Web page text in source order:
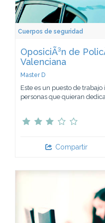
Cuerpos de seguridad
OposiciÃ³n de
Valenciana
Master D
Este es un puesto de
personas que quieran
Compartir